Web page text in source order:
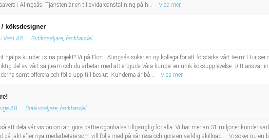
i Alingsås. Tjänsten är en tillsvidareanställning på h...
Visa mer
köksdesigner
Väst AB Butikssäljare, fackhandel
hjälpa kunder i sina projekt? Vi på Elon i Alingsås söker en ny kollega för att förstärka vårt team! Hur ser
del av vårt säljteam och du arbetar med att erbjuda våra kunder en unik köksupplevelse. Ditt ansvar
samt offerera och följa upp till beslut. Kunderna är bå...
Visa mer
AB Butikssäljare, fackhandel
att dela vår vision om att göra bättre ögonhälsa tillgänglig för alla. Vi har mer än 31 miljoner kunder
på jakt efter nya medarbetare som vill följa med på vår resa och göra en verklig skillnad. Vi söker nu en